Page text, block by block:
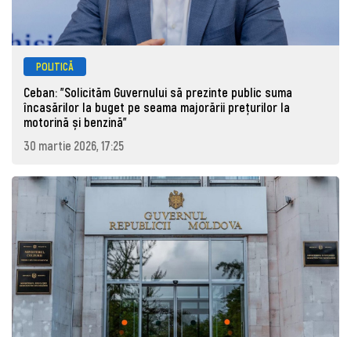
POLITICĂ
Ceban: "Solicităm Guvernului să prezinte public suma
încasărilor la buget pe seama majorării prețurilor la
motorină și benzină"
30 martie 2026, 17:25